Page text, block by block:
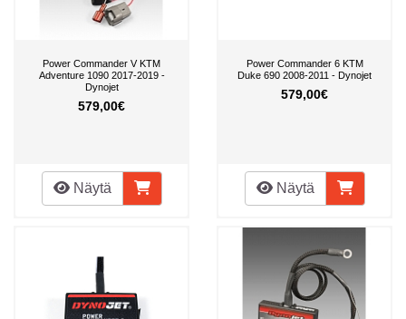
Power Commander V KTM
Adventure 1090 2017-2019 -
Dynojet
579,00€
Näytä
Power Commander 6 KTM
Duke 690 2008-2011 - Dynojet
579,00€
Näytä